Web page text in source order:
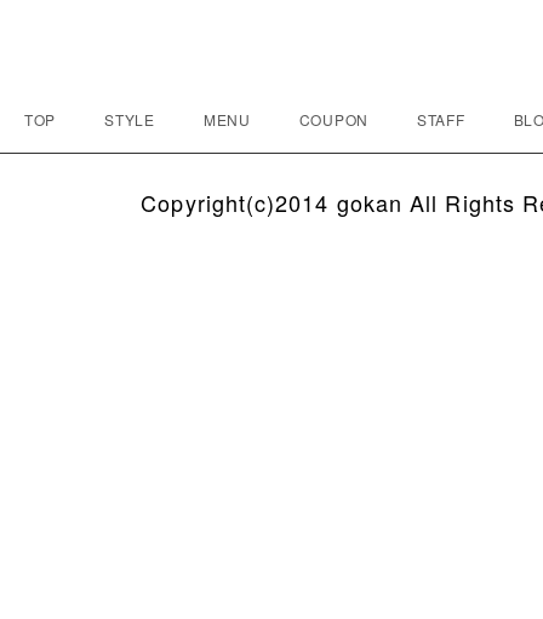
TOP STYLE MENU COUPON STAFF
Copyright(c)2014 gokan All Rights